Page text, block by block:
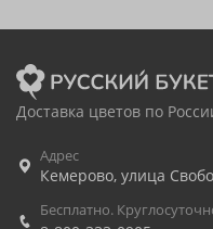
Доставка цветов по
Адрес
Кемерово, улица
Бесплатно.